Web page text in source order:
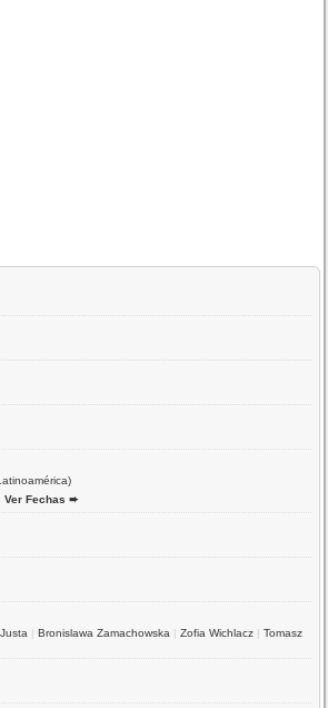
Ver Fechas ➨
|Bronislawa Zamachowska |Zofia Wichlacz |Tomasz